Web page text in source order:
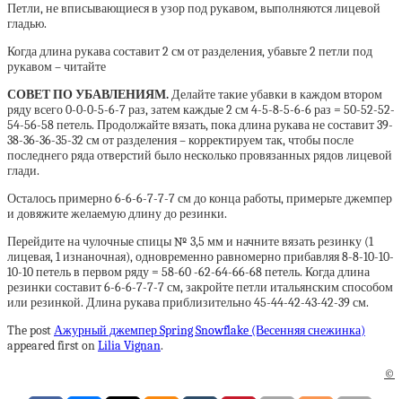
Петли, не вписывающиеся в узор под рукавом, выполняются лицевой
гладью.
Когда длина рукава составит 2 см от разделения, убавьте 2 петли под
рукавом – читайте
СОВЕТ ПО УБАВЛЕНИЯМ.Делайте такие убавки в каждом втором
ряду всего 0-0-0-5-6-7 раз, затем каждые 2 см 4-5-8-5-6-6 раз = 50-52-52-
54-56-58 петель. Продолжайте вязать, пока длина рукава не составит 39-
38-36-36-35-32 см от разделения – корректируем так, чтобы после
последнего ряда отверстий было несколько провязанных рядов лицевой
глади.
Осталось примерно 6-6-6-7-7-7 см до конца работы, примерьте джемпер
и довяжите желаемую длину до резинки.
Перейдите на чулочные спицы № 3,5 мм и начните вязать резинку (1
лицевая, 1 изнаночная), одновременно равномерно прибавляя 8-8-10-10-
10-10 петель в первом ряду = 58-60 -62-64-66-68 петель. Когда длина
резинки составит 6-6-6-7-7-7 см, закройте петли итальянским способом
или резинкой. Длина рукава приблизительно 45-44-42-43-42-39 см.
The postАжурный джемпер Spring Snowflake (Весенняя снежинка)
appeared first onLilia Vignan.
©